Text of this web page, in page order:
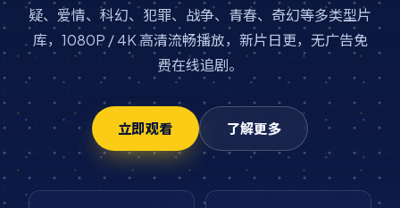
疑、爱情、科幻、犯罪、战争、青春、奇幻等多类型片
库，1080P / 4K 高清流畅播放，新片日更，无广告免
费在线追剧。
立即观看 了解更多